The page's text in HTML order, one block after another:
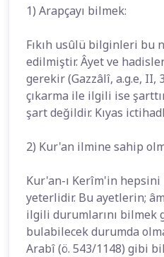
1) Arapçayı bilmek:
Fıkıh usûlü bilginleri bu
edilmiştir. Âyet ve
gerekir (Gazzâlî, a.g.e, II,
çıkarma ile ilgili ise
şart değildir. Kıyas
2) Kur'an ilmine sahip
Kur'an-ı Kerîm'in
yeterlidir. Bu ayetlerin;
ilgili durumlarını bilmek
bulabilecek durumda
Arabî (ö. 543/1148) gibi